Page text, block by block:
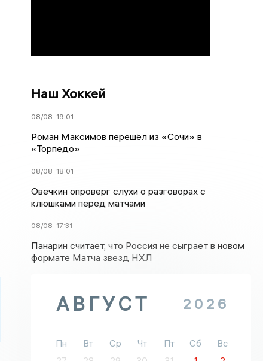
Наш Хоккей
08/08 19:01
Роман Максимов перешёл из «Сочи» в
«Торпедо»
08/08 18:01
Овечкин опроверг слухи о разговорах с
клюшками перед матчами
08/08 17:31
Панарин считает, что Россия не сыграет в новом
формате Матча звезд НХЛ
АВГУСТ 2026
Пн Вт Ср Чт Пт Сб
Вс